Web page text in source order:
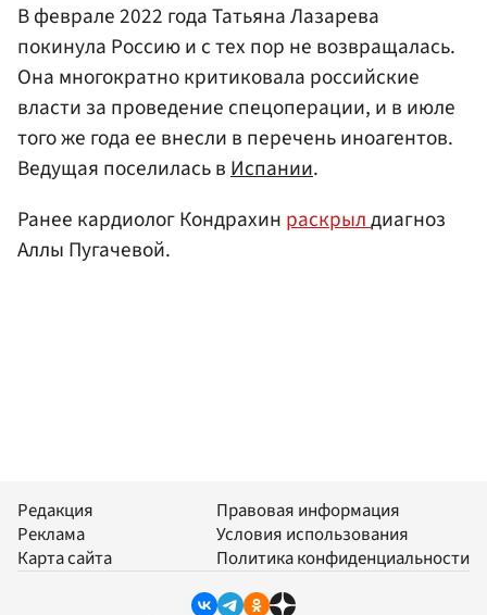
В феврале 2022 года Татьяна Лазарева
покинула Россию и с тех пор не возвращалась.
Она многократно критиковала российские
власти за проведение спецоперации, и в июле
того же года ее внесли в перечень иноагентов.
Ведущая поселилась вИспании.
Ранее кардиолог Кондрахин раскрылдиагноз
Аллы Пугачевой.
Редакция
Реклама
Карта сайта
Правовая информация
Условия использования
Политика конфиденциальности